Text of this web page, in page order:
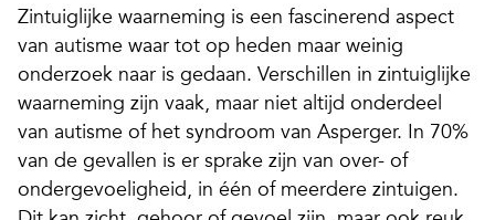
Zintuiglijke waarneming is een fascinerend aspect
van autisme waar tot op heden maar weinig
onderzoek naar is gedaan. Verschillen in zintuiglijke
waarneming zijn vaak, maar niet altijd onderdeel
van autisme of het syndroom van Asperger. In 70%
van de gevallen is er sprake zijn van over- of
ondergevoeligheid, in één of meerdere zintuigen.